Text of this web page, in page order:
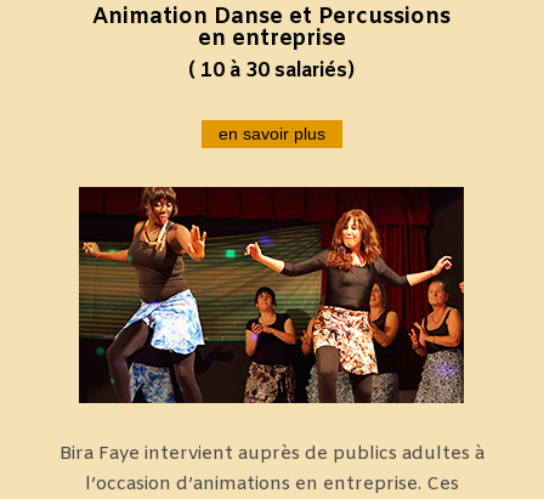
Animation Danse et Percussions
en entreprise
( 10 à 30 salariés)
en savoir plus
Bira Faye intervient auprès de publics adultes à
l’occasion d’animations en entreprise. Ces